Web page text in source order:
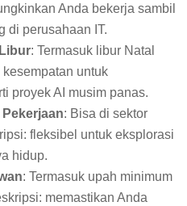
Anda bekerja sambil
di perusahaan IT.
: Termasuk libur Natal
untuk
proyek AI musim panas.
: Bisa di sektor
fleksibel untuk eksplorasi
hidup.
: Termasuk upah minimum
memastikan Anda